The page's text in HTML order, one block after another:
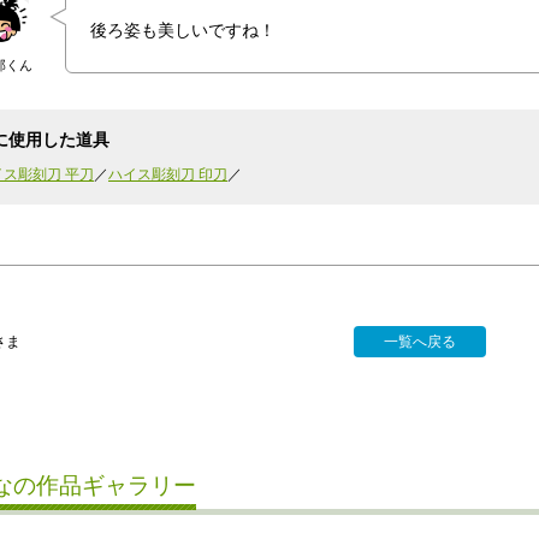
くん
後ろ姿も美しいですね！
使用した道具
ス彫刻刀 平刀 ハイス彫刻刀 印刀
ま 一覧へ戻る
の作品ギャラリー